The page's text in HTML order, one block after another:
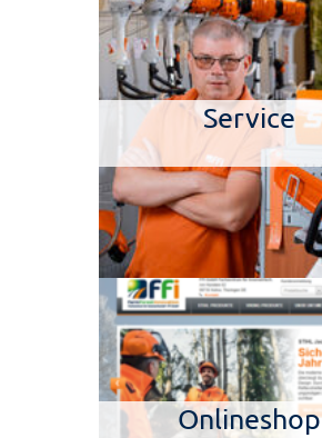
Service
Onlineshop